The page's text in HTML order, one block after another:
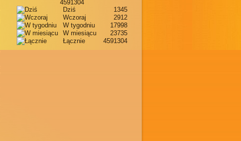
4591304
Dziś
1345
Wczoraj
2912
W tygodniu
17998
W miesiącu
23735
Łącznie
4591304